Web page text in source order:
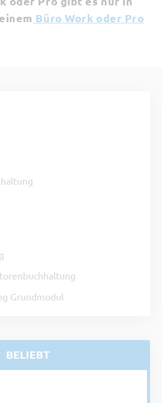
Büro Work oder Pro
Grundmodul
BELIEBT